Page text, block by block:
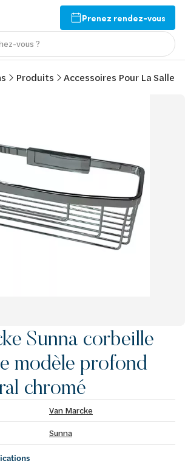
Prenez rendez-vous
vous ?
Produits Accessoires Pour La Salle
Sunna corbeille
modèle profond
chromé
Van Marcke
Sunna